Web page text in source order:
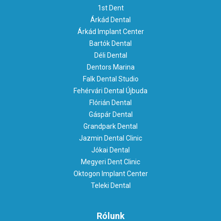
1st Dent
Árkád Dental
Árkád Implant Center
Bartók Dental
Déli Dental
Dentors Marina
Falk Dental Studio
Fehérvári Dental Újbuda
Flórián Dental
Gáspár Dental
Grandpark Dental
Jazmin Dental Clinic
Jókai Dental
Megyeri Dent Clinic
Oktogon Implant Center
Teleki Dental
Rólunk